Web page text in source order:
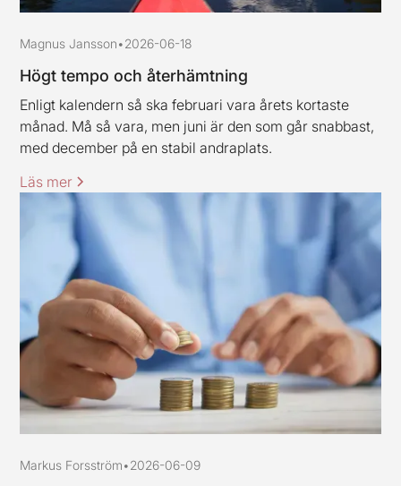
Magnus Jansson•2026-06-18
Högt tempo och återhämtning
Enligt kalendern så ska februari vara årets kortaste
månad. Må så vara, men juni är den som går snabbast,
med december på en stabil andraplats.
Läs mer
Markus Forsström•2026-06-09